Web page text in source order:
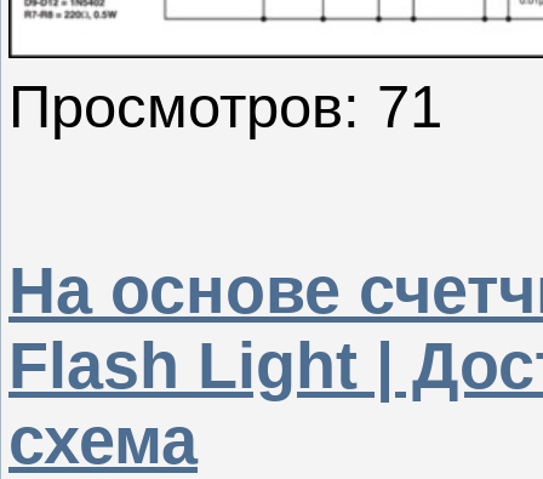
Просмотров: 71
На основе
Flash Light |
схема